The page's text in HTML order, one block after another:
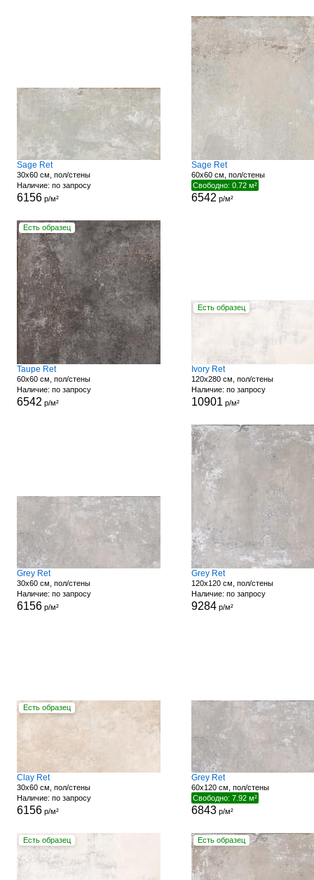
Sage Ret
30x60 см, пол/стены
Наличие: по запросу
6156р/м²
Sage Ret
60x60 см, пол/стены
Свободно: 0.72 м²
6542 р/м²
Есть образец
Taupe Ret
60x60 см, пол/стены
Наличие: по запросу
6542 р/м²
Есть образец
Ivory Ret
120x280 см, пол/стены
Наличие: по запросу
10901 р/м²
Grey Ret
30x60 см, пол/стены
Наличие: по запросу
6156р/м²
Grey Ret
120x120 см, пол/стены
Наличие: по запросу
9284р/м²
Есть образец
Clay Ret
30x60 см, пол/стены
Наличие: по запросу
6156р/м²
Grey Ret
60x120 см, пол/стены
Свободно: 7.92 м²
6843р/м²
Есть образец Есть образец